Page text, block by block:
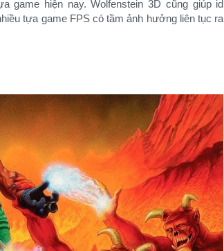
game hiện nay. Wolfenstein 3D cũng giúp id
tựa game FPS có tầm ảnh hưởng liên tục ra